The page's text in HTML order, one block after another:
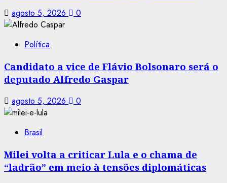
agosto 5, 2026 0
Política
Candidato a vice de Flávio Bolsonaro será o
deputado Alfredo Gaspar
agosto 5, 2026 0
Brasil
Milei volta a criticar Lula e o chama de
“ladrão” em meio à tensões diplomáticas